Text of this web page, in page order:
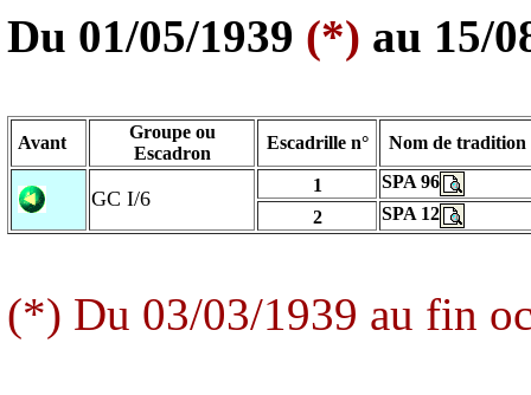
Du 01/05/1939 (*) au 15/
Avant
Groupe ou
Escadron
Escadrille n° Nom de tradition
GC I/6
1
SPA 96
2
SPA 12
(*) Du 03/03/1939 au fin